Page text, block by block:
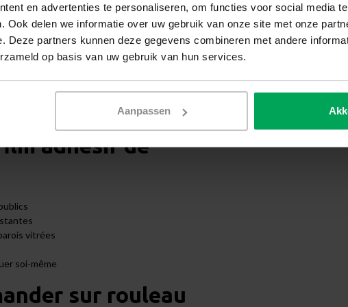
en advertenties te personaliseren, om functies voor social media
Ook delen we informatie over uw gebruik van onze site met onze
Deze partners kunnen deze gegevens combineren met andere
op basis van uw gebruik van hun services.
Aanpassen
votre entreprise ! Vous transformez ainsi le film
des stickers personnalisés sur les vitrages des
Nous pouvons réaliser nous-mêmes le film
toujours à intervalles réguliers sur un film.
chaque forme. Nos instructions expliquent
ou une porte vitrée, peu importe de quel
de visualisation sur mesure, n’hésitez pas
parfait.
adhésif de
vitrées
soi-même
sur rouleau
Partie coupante
Clip intégré pour